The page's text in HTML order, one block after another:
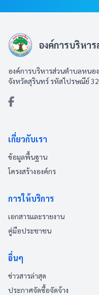
องค์การบริหา
องค์การบริหารส่วนตำบลหนอ
จังหวัดสุรินทร์ รหัสไปรษณีย์
เกี่ยวกับเรา
ข้อมูลพื้นฐาน
โครงสร้างองค์กร
การให้บริการ
เอกสารและรายงาน
คู่มือประชาชน
อื่นๆ
ข่าวสารล่าสุด
ประกาศจัดซื้อจัดจ้าง